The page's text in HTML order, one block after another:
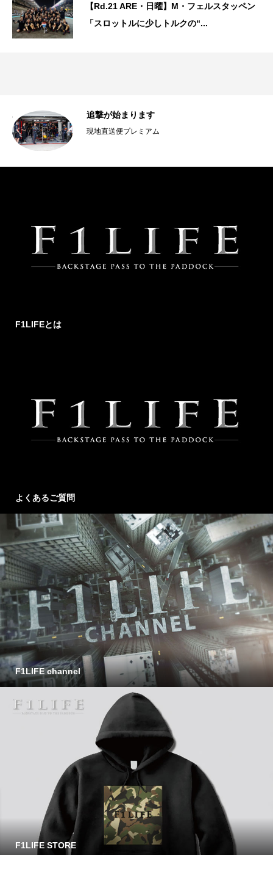
【Rd.21 ARE・日曜】M・フェルスタッペン
「スロットルに少しトルクの“...
追撃が始まります
現地直送便プレミアム
F1LIFEとは
よくあるご質問
F1LIFE channel
F1LIFE STORE